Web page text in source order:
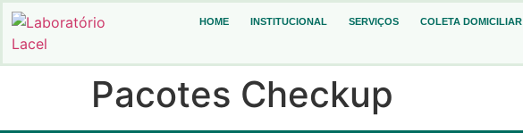
HOME INSTITUCIONAL SERVIÇOS COLETA DOMICILIAR
Pacotes Checkup